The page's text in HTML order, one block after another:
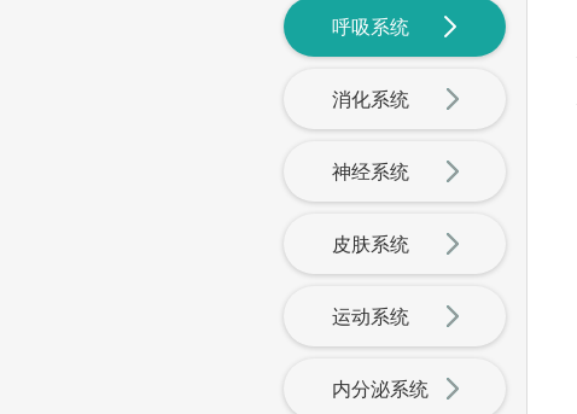
呼吸系统
消化系统
神经系统
皮肤系统
运动系统
内分泌系统